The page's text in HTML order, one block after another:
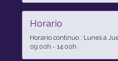
Horario
Horario continuo : Lunes a
09:00h - 14:00h